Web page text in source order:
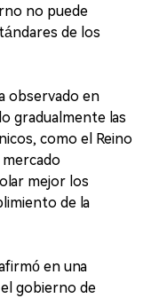
no puede
de los
observado en
gradualmente las
como el Reino
mercado
mejor los
de la
en una
gobierno de